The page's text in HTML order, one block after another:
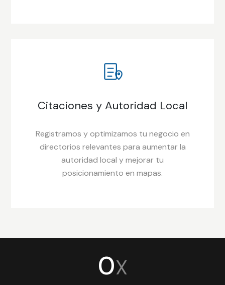
Citaciones y Autoridad Local
Registramos y optimizamos tu negocio en
directorios relevantes para aumentar la
autoridad local y mejorar tu
posicionamiento en mapas.
0X